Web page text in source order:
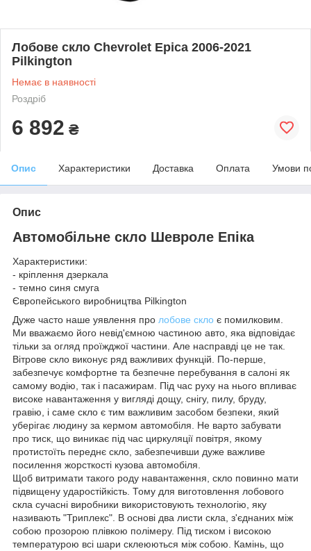
Лобове скло Chevrolet Epica 2006-2021
Pilkington
Немає в наявності
Роздріб
6 892 ₴
Опис Характеристики Доставка Оплата Умови
Опис
Автомобільне скло Шевроле Епіка
Характеристики:
- кріплення дзеркала
- темно синя смуга
Європейського виробництва Pilkington
Дуже часто наше уявлення про лобове скло є помилковим.
Ми вважаємо його невід'ємною частиною авто, яка відповідає
тільки за огляд проїжджої частини. Але насправді це не так.
Вітрове скло виконує ряд важливих функцій. По-перше,
забезпечує комфортне та безпечне перебування в салоні як
самому водію, так і пасажирам. Під час руху на нього впливає
високе навантаження у вигляді дощу, снігу, пилу, бруду,
гравію, і саме скло є тим важливим засобом безпеки, який
уберігає людину за кермом автомобіля. Не варто забувати
про тиск, що виникає під час циркуляції повітря, якому
протистоїть переднє скло, забезпечивши дуже важливе
посилення жорсткості кузова автомобіля.
Щоб витримати такого роду навантаження, скло повинно мати
підвищену ударостійкість. Тому для виготовлення лобового
скла сучасні виробники використовують технологію, яку
називають "Триплекс". В основі два листи скла, з'єднаних між
собою прозорою плівкою полімеру. Під тиском і високою
температурою всі шари склеюються між собою. Камінь, що